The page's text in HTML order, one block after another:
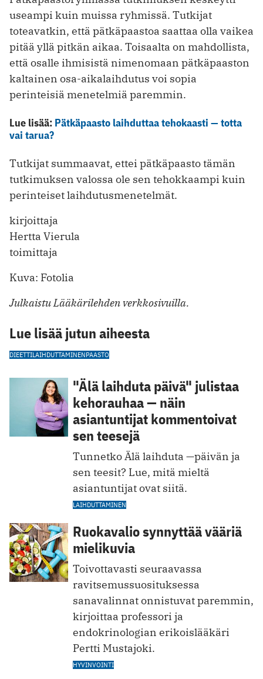
useampi kuin muissa ryhmissä. Tutkijat
toteavatkin, että pätkäpaastoa saattaa olla vaikea
pitää yllä pitkän aikaa. Toisaalta on mahdollista,
että osalle ihmisistä nimenomaan pätkäpaaston
kaltainen osa-aikalaihdutus voi sopia
perinteisiä menetelmiä paremmin.
Lue lisää: Pätkäpaasto laihduttaa tehokaasti — totta
vai tarua?
Tutkijat summaavat, ettei pätkäpaasto tämän
tutkimuksen valossa ole sen tehokkaampi kuin
perinteiset laihdutusmenetelmät.
kirjoittaja
Hertta Vierula
toimittaja
Kuva: Fotolia
Julkaistu Lääkärilehden verkkosivuilla.
Lue lisää jutun aiheesta
DIEETTILAIHDUTTAMINENPAASTO
"Älä laihduta päivä" julistaa
kehorauhaa — näin
asiantuntijat kommentoivat
sen teesejä
Tunnetko Älä laihduta —päivän ja
sen teesit? Lue, mitä mieltä
asiantuntijat ovat siitä.
LAIHDUTTAMINEN
Ruokavalio synnyttää vääriä
mielikuvia
Toivottavasti seuraavassa
ravitsemussuosituksessa
sanavalinnat onnistuvat paremmin,
kirjoittaa professori ja
endokrinologian erikoislääkäri
Pertti Mustajoki.
HYVINVOINTI